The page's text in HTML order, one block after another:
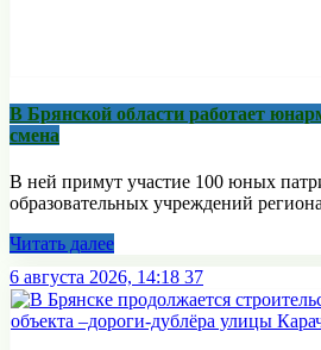
В Брянской области работает
смена
В ней примут участие 100 юных
образовательных учреждений
Читать далее
6 августа 2026, 14:18 37